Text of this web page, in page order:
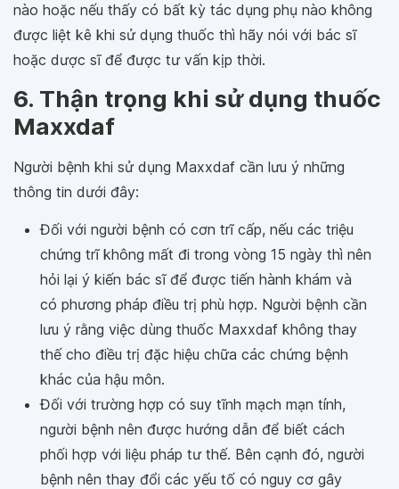
nào hoặc nếu thấy có bất kỳ tác dụng phụ nào không
được liệt kê khi sử dụng thuốc thì hãy nói với bác sĩ
hoặc dược sĩ để được tư vấn kịp thời.
6. Thận trọng khi sử dụng thuốc
Maxxdaf
Người bệnh khi sử dụng Maxxdaf cần lưu ý những
thông tin dưới đây:
Đối với người bệnh có cơn trĩ cấp, nếu các triệu
chứng trĩ không mất đi trong vòng 15 ngày thì nên
hỏi lại ý kiến bác sĩ để được tiến hành khám và
có phương pháp điều trị phù hợp. Người bệnh cần
lưu ý rằng việc dùng thuốc Maxxdaf không thay
thế cho điều trị đặc hiệu chữa các chứng bệnh
khác của hậu môn.
Đối với trường hợp có suy tĩnh mạch mạn tính,
người bệnh nên được hướng dẫn để biết cách
phối hợp với liệu pháp tư thế. Bên cạnh đó, người
bệnh nên thay đổi các yếu tố có nguy cơ gây